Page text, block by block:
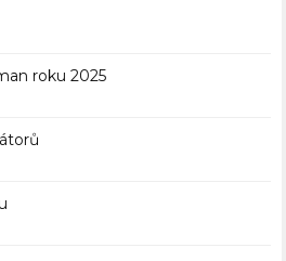
roku 2025